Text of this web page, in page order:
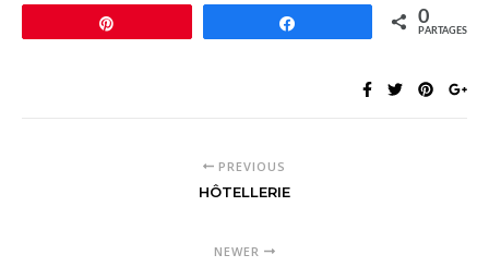
0
PARTAGES
PREVIOUS
HÔTELLERIE
NEWER